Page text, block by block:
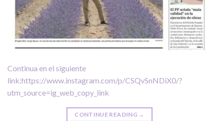
Continua en el siguiente
link:https://www.instagram.com/p/CSQvSnNDiX0/?
utm_source=ig_web_copy_link
CONTINUE READING →